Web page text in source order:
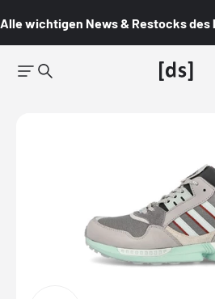
Alle wichtigen News & Restocks des